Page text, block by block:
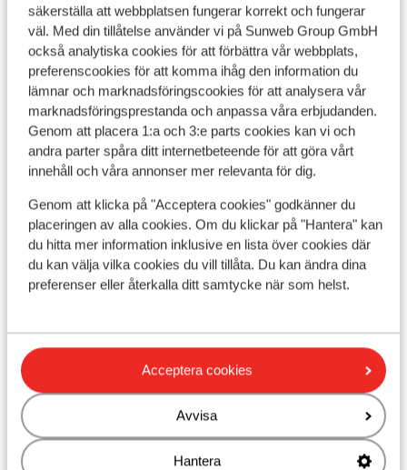
säkerställa att webbplatsen fungerar korrekt och fungerar
väl. Med din tillåtelse använder vi på Sunweb Group GmbH
också analytiska cookies för att förbättra vår webbplats,
preferenscookies för att komma ihåg den information du
lämnar och marknadsföringscookies för att analysera vår
marknadsföringsprestanda och anpassa våra erbjudanden.
Genom att placera 1:a och 3:e parts cookies kan vi och
andra parter spåra ditt internetbeteende för att göra vårt
innehåll och våra annonser mer relevanta för dig.
Genom att klicka på "Acceptera cookies" godkänner du
placeringen av alla cookies. Om du klickar på "Hantera" kan
du hitta mer information inklusive en lista över cookies där
du kan välja vilka cookies du vill tillåta. Du kan ändra dina
preferenser eller återkalla ditt samtycke när som helst.
Acceptera cookies
Avvisa
Hantera
9.1 Fantastisk
Chalet Ski Heaven Veysonnaz
Gångavstånd till pisten
Jacuzzi och bastu
pris per person från
Visa
Lör